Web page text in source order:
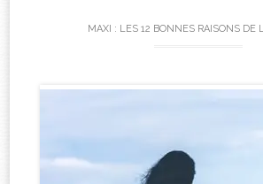
MAXI : LES 12 BONNES RAISONS DE